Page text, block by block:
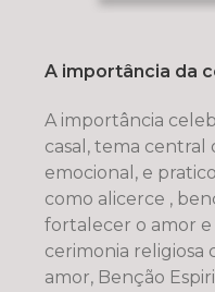
A importância da
A importância
casal, tema central
emocional, e
como alicerce ,
fortalecer o amor e
cerimonia religiosa
amor, Benção